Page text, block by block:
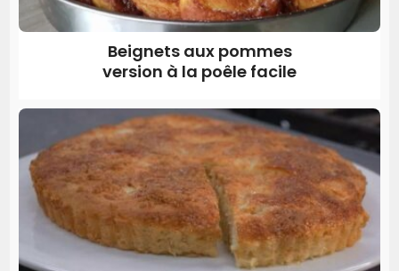
Beignets aux pommes
version à la poêle facile